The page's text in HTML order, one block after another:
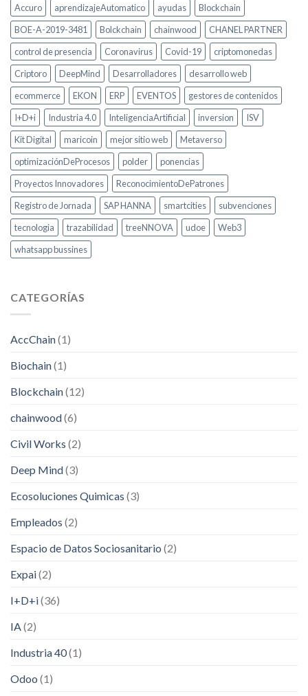
Accuro aprendizajeAutomatico ayudas
Blockchain
BOE-A-2019-3481
Bolckchain chainwood
CHANEL PARTNER
control de presencia
Coronavirus Covid-19
criptomonedas
Criptoro
DeepMind Desarrolladores
desarrollo web
ecommerce
EKON ERP EVENTOS
gestores de contenidos
I+D+i
Industria 4.0 InteligenciaArtificial inversion
ISV
Kit Digital
maricoin mejor sitio web
Metaverso
optimizaciónDeProcesos
polder
ponencias
Proyectos Innovadores
ReconocimientoDePatrones
Registro de Jornada
SAP HANNA smartcities
subvenciones
tecnologia
trazabilidad treeNNOVA udoe
Web3
whatsapp bussines
CATEGORÍAS
AccChain(1)
Biochain(1)
Blockchain(12)
chainwood(6)
Civil Works (2)
Deep Mind(3)
Ecosoluciones Quimicas (3)
Empleados (2)
Espacio de Datos Sociosanitario (2)
Expai(2)
I+D+i(36)
IA(2)
Industria 40(1)
Odoo (1)